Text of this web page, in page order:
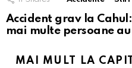
Accident grav la
mai multe persoane
MAI MULT LA